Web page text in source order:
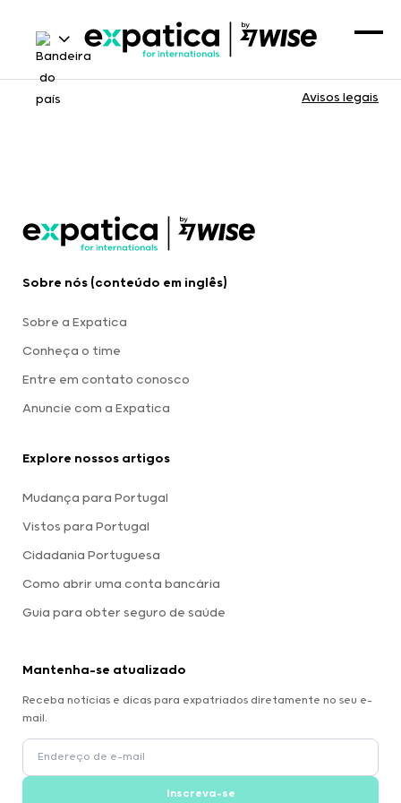
Avisos legais
Sobre nós (conteúdo em inglês)
Sobre a Expatica
Conheça o time
Entre em contato conosco
Anuncie com a Expatica
Explore nossos artigos
Mudança para Portugal
Vistos para Portugal
Cidadania Portuguesa
Como abrir uma conta bancária
Guia para obter seguro de saúde
Mantenha-se atualizado
Receba notícias e dicas para expatriados diretamente no seu e-
mail.
Inscreva-se